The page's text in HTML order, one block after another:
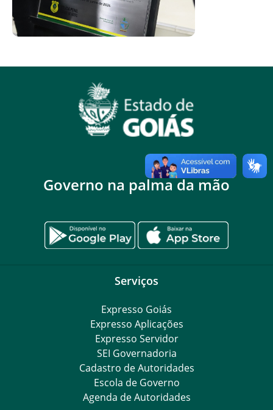
Governo na palma da mão
Serviços
Expresso Goiás
Expresso Aplicações
Expresso Servidor
SEI Governadoria
Cadastro de Autoridades
Escola de Governo
Agenda de Autoridades